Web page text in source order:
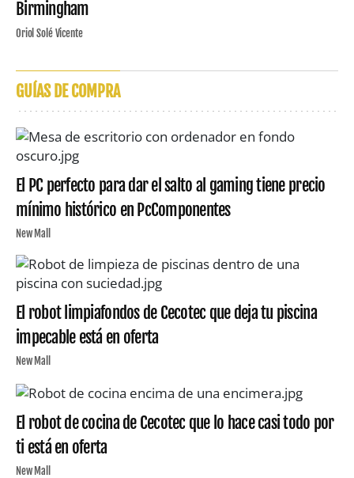
Birmingham
Oriol Solé Vicente
GUÍAS DE COMPRA
El PC perfecto para dar el salto al gaming tiene precio
mínimo histórico en PcComponentes
New Mall
El robot limpiafondos de Cecotec que deja tu piscina
impecable está en oferta
New Mall
El robot de cocina de Cecotec que lo hace casi todo por
ti está en oferta
New Mall